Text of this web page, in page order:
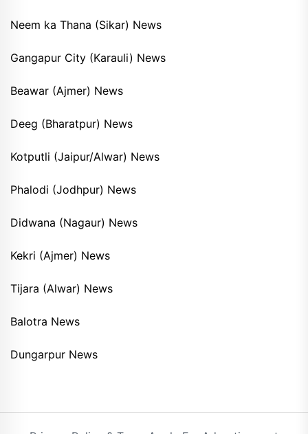
Neem ka Thana (Sikar) News
Gangapur City (Karauli) News
Beawar (Ajmer) News
Deeg (Bharatpur) News
Kotputli (Jaipur/Alwar) News
Phalodi (Jodhpur) News
Didwana (Nagaur) News
Kekri (Ajmer) News
Tijara (Alwar) News
Balotra News
Dungarpur News